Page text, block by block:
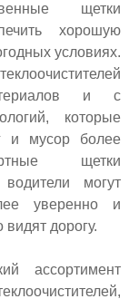
щетки
хорошую
условиях.
и с
которые
и мусор более
щетки
водители могут
уверенно и
видят дорогу.
ассортимент